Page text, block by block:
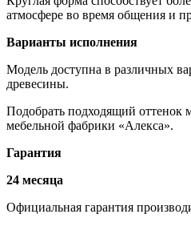
атмосфере во время общения и
Варианты исполнения
Модель доступна в различных
древесины.
Подобрать подходящий оттенок
мебельной фабрики «Алекса».
Гарантия
24 месяца
Официальная гарантия